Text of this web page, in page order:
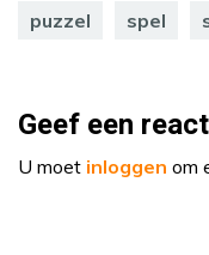
puzzel spel
Geef een
U moet inloggen om